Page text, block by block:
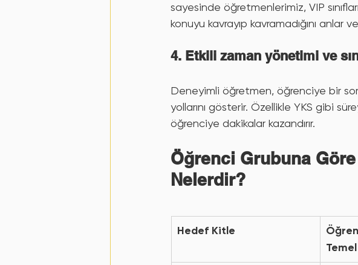
sayesinde öğretmenlerimiz, VIP
konuyu kavrayıp kavramadığını anlar
4. Etkili zaman yönetimi ve
Deneyimli öğretmen, öğrenciye bir
yollarını gösterir. Özellikle YKS gibi
öğrenciye dakikalar kazandırır.
Öğrenci Grubuna
Nelerdir?
Hedef Kitle